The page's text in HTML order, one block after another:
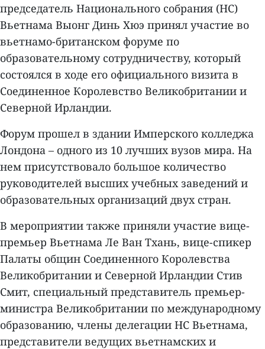
председатель Национального собрания (НС)
Вьетнама Выонг Динь Хюэ принял участие во
вьетнамо-британском форуме по
образовательному сотрудничеству, который
состоялся в ходе его официального визита в
Соединенное Королевство Великобритании и
Северной Ирландии.
Форум прошел в здании Имперского колледжа
Лондона – одного из 10 лучших вузов мира. На
нем присутствовало большое количество
руководителей высших учебных заведений и
образовательных организаций двух стран.
В мероприятии также приняли участие вице-
премьер Вьетнама Ле Ван Тхань, вице-спикер
Палаты общин Соединенного Королевства
Великобритании и Северной Ирландии Стив
Смит, специальный представитель премьер-
министра Великобритании по международному
образованию, члены делегации НС Вьетнама,
представители ведущих вьетнамских и